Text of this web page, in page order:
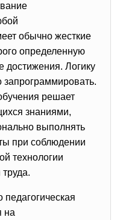
обычно жесткие
определенную
достижения. Логику
решает
знаниями,
выполнять
при соблюдении
технологии
педагогическая
на